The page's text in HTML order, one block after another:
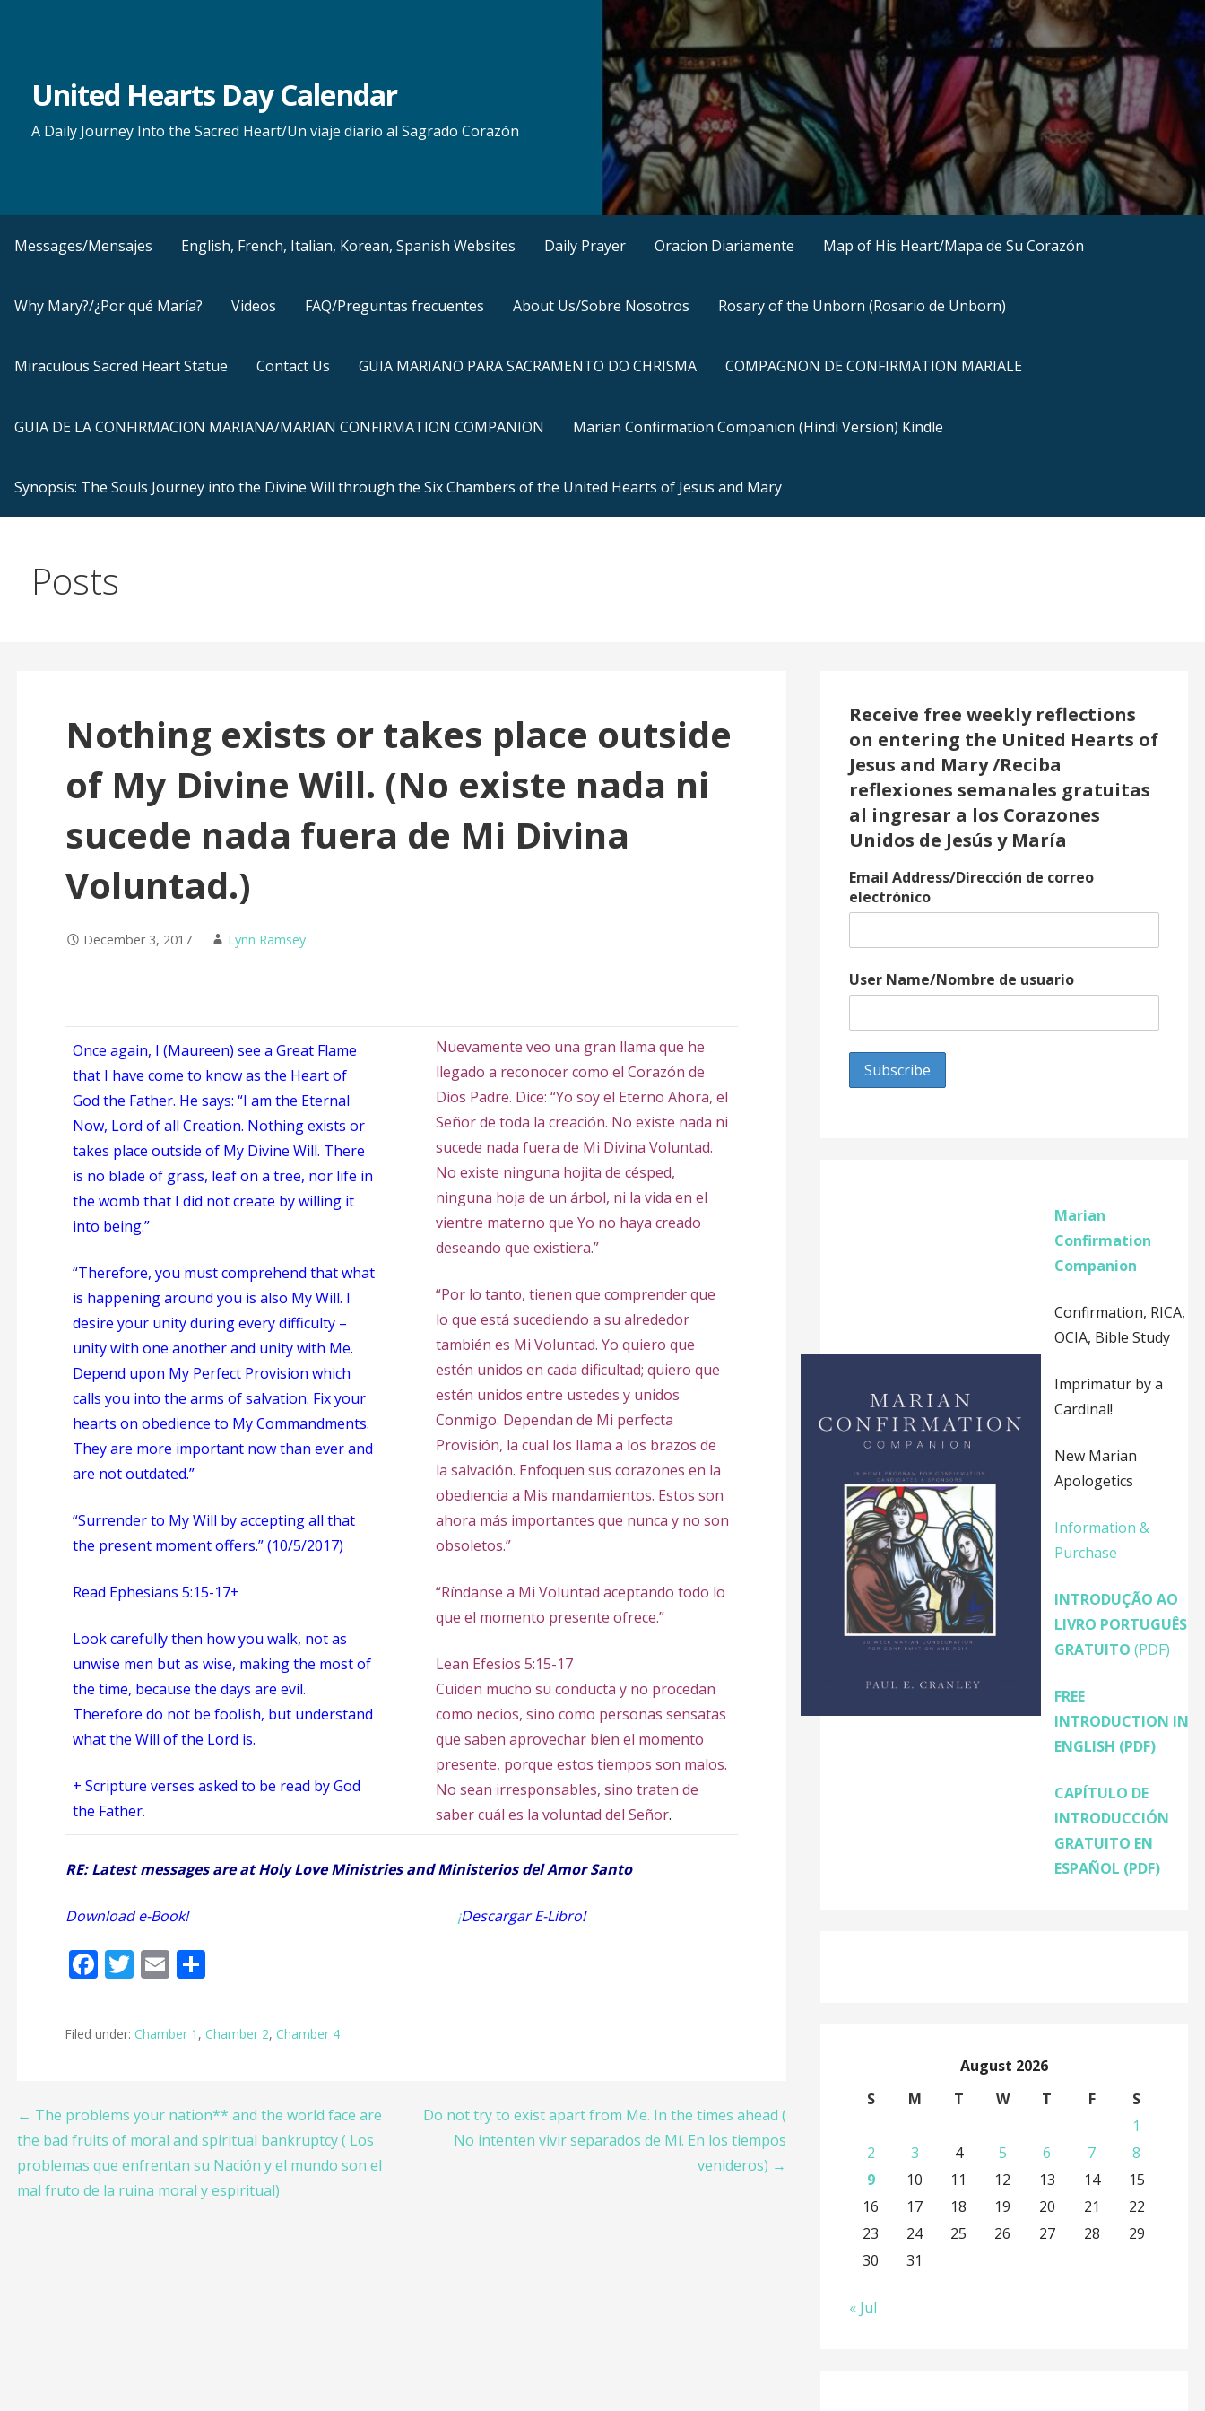
United Hearts Day Calendar
A Daily Journey Into the Sacred Heart/Un viaje diario al Sagrado Corazón
Messages/Mensajes English, French, Italian, Korean, Spanish Websites Daily Prayer Oracion Diariamente Map of His Heart/Mapa de Su Corazón
Why Mary?/¿Por qué María? Videos FAQ/Preguntas frecuentes About Us/Sobre Nosotros Rosary of the Unborn (Rosario de Unborn)
Miraculous Sacred Heart Statue Contact Us GUIA MARIANO PARA SACRAMENTO DO CHRISMA COMPAGNON DE CONFIRMATION MARIALE
GUIA DE LA CONFIRMACION MARIANA/MARIAN CONFIRMATION COMPANION Marian Confirmation Companion (Hindi Version) Kindle
Synopsis: The Souls Journey into the Divine Will through the Six Chambers of the United Hearts of Jesus and Mary
Posts
Nothing exists or takes place outside
of My Divine Will. (No existe nada ni
sucede nada fuera de Mi Divina
Voluntad.)
December 3, 2017 Lynn Ramsey
Once again, I (Maureen) see a Great Flame
that I have come to know as the Heart of
God the Father. He says: “I am the Eternal
Now, Lord of all Creation. Nothing exists or
takes place outside of My Divine Will. There
is no blade of grass, leaf on a tree, nor life in
the womb that I did not create by willing it
into being.”
“Therefore, you must comprehend that what
is happening around you is also My Will. I
desire your unity during every difficulty –
unity with one another and unity with Me.
Depend upon My Perfect Provision which
calls you into the arms of salvation. Fix your
hearts on obedience to My Commandments.
They are more important now than ever and
are not outdated.”
“Surrender to My Will by accepting all that
the present moment offers.” (10/5/2017)
Read Ephesians 5:15-17+
Look carefully then how you walk, not as
unwise men but as wise, making the most of
the time, because the days are evil.
Therefore do not be foolish, but understand
what the Will of the Lord is.
+ Scripture verses asked to be read by God
the Father.
Nuevamente veo una gran llama que he
llegado a reconocer como el Corazón de
Dios Padre. Dice: “Yo soy el Eterno Ahora, el
Señor de toda la creación. No existe nada ni
sucede nada fuera de Mi Divina Voluntad.
No existe ninguna hojita de césped,
ninguna hoja de un árbol, ni la vida en el
vientre materno que Yo no haya creado
deseando que existiera.”
“Por lo tanto, tienen que comprender que
lo que está sucediendo a su alrededor
también es Mi Voluntad. Yo quiero que
estén unidos en cada dificultad; quiero que
estén unidos entre ustedes y unidos
Conmigo. Dependan de Mi perfecta
Provisión, la cual los llama a los brazos de
la salvación. Enfoquen sus corazones en la
obediencia a Mis mandamientos. Estos son
ahora más importantes que nunca y no son
obsoletos.”
“Ríndanse a Mi Voluntad aceptando todo lo
que el momento presente ofrece.”
Lean Efesios 5:15-17
Cuiden mucho su conducta y no procedan
como necios, sino como personas sensatas
que saben aprovechar bien el momento
presente, porque estos tiempos son malos.
No sean irresponsables, sino traten de
saber cuál es la voluntad del Señor.
RE: Latest messages are at Holy Love Ministries and Ministerios del Amor Santo
Download e-Book! ¡Descargar E-Libro!
F
e
b
o
k
T
itt
er
E
ai
l
S
ar
e
Filed under: Chamber 1 , Chamber 2, Chamber 4
Post
navigation
← The problems your nation** and the world face are
the bad fruits of moral and spiritual bankruptcy ( Los
problemas que enfrentan su Nación y el mundo son el
mal fruto de la ruina moral y espiritual)
Do not try to exist apart from Me. In the times ahead (
No intenten vivir separados de Mí. En los tiempos
venideros) →
Receive free weekly reflections
on entering the United Hearts of
Jesus and Mary /Reciba
reflexiones semanales gratuitas
al ingresar a los Corazones
Unidos de Jesús y María
Email Address/Dirección de correo
electrónico
User Name/Nombre de usuario
Marian
Confirmation
Companion
Confirmation, RICA,
OCIA, Bible Study
Imprimatur by a
Cardinal!
New Marian
Apologetics
Information &
Purchase
INTRODUÇÃO AO
LIVRO PORTUGUÊS
GRATUITO (PDF)
FREE
INTRODUCTION IN
ENGLISH (PDF)
CAPÍTULO DE
INTRODUCCIÓN
GRATUITO EN
ESPAÑOL (PDF)
August 2026
S
M T W T F
S
1
2
3 4 5 6 7
8
9
10 11 12 13 14
15
16
17 18 19 20 21
22
23
24 25 26 27 28
29
30
31
« Jul